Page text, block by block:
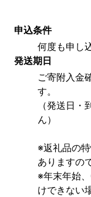
申込条件
何度も申し
発送期日
ご寄附入金
す。
（発送日
ん）
※返礼品の
ありますの
※年末年始
けできない